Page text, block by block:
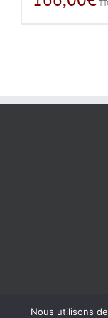
Nous utilisons